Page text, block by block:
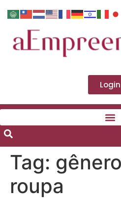
Login
Tag:
roupa